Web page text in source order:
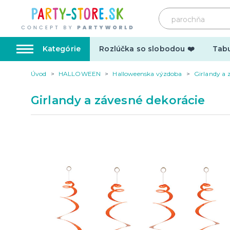
Kategórie Rozlúčka so slobodou ❤️
Hrnčeky
Vtipné
Narodeninové
Pre členov rodiny
Šerpy
Párty
Úvod HALLOWEEN Halloweenska výzdoba Girlandy a
Girlandy a závesné dekorácie